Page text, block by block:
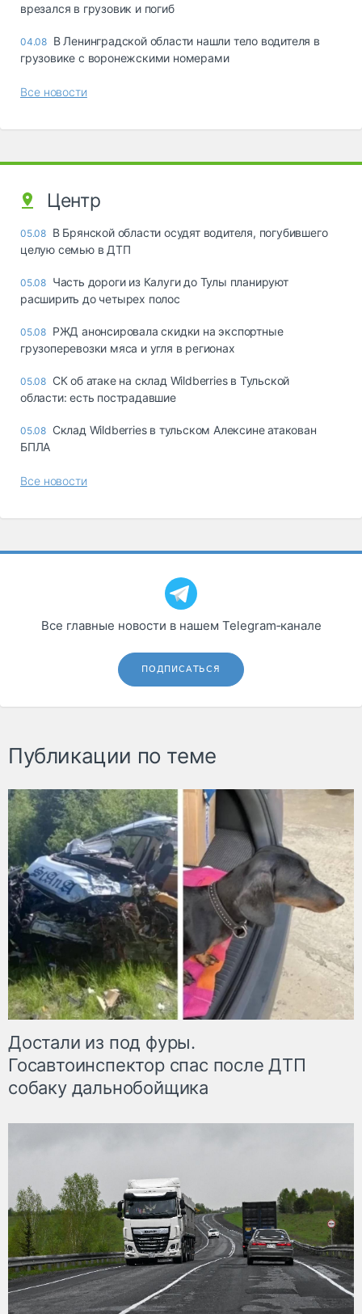
врезался в грузовик и погиб
04.08 В Ленинградской области нашли тело водителя в
грузовике с воронежскими номерами
Все новости
Центр
05.08 В Брянской области осудят водителя, погубившего
целую семью в ДТП
05.08 Часть дороги из Калуги до Тулы планируют
расширить до четырех полос
05.08 РЖД анонсировала скидки на экспортные
грузоперевозки мяса и угля в регионах
05.08 СК об атаке на склад Wildberries в Тульской
области: есть пострадавшие
05.08 Склад Wildberries в тульском Алексине атакован
БПЛА
Все новости
Все главные новости в нашем Telegram‑канале
ПОДПИСАТЬСЯ
Публикации по теме
Достали из под фуры.
Госавтоинспектор спас после ДТП
собаку дальнобойщика